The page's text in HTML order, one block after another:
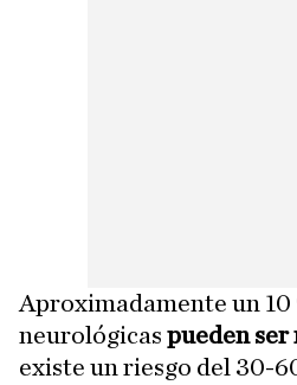
Aproximadamente un 10
neurológicas pueden
existe un riesgo del 30-